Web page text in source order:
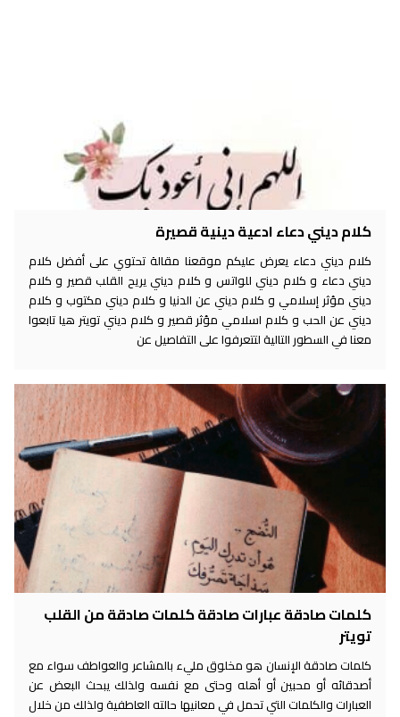
كلام ديني دعاء ادعية دينية قصيرة
كلام ديني دعاء يعرض عليكم موقعنا مقالة تحتوي على أفضل كلام
ديني دعاء و كلام ديني للواتس و كلام ديني يريح القلب قصير و كلام
ديني مؤثر إسلامي و كلام ديني عن الدنيا و كلام ديني مكتوب و كلام
ديني عن الحب و كلام اسلامي مؤثر قصير و كلام ديني تويتر هيا تابعوا
معنا في السطور التالية لتتعرفوا على التفاصيل عن
كلمات صادقة عبارات صادقة كلمات صادقة من القلب
تويتر
كلمات صادقة الإنسان هو مخلوق مليء بالمشاعر والعواطف سواء مع
أصدقائه أو محبين أو أهله وحتى مع نفسه ولذلك يبحث البعض عن
العبارات والكلمات التي تحمل في معانيها حالته العاطفية ولذلك من خلال